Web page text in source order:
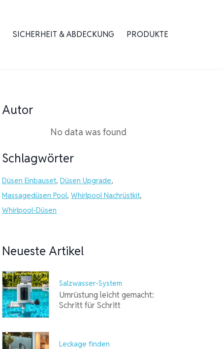
SICHERHEIT & ABDECKUNG PRODUKTE
Autor
No data was found
Schlagwörter
Düsen Einbauset, Düsen Upgrade,
Massagedüsen Pool, Whirlpool Nachrüstkit,
Whirlpool-Düsen
Neueste Artikel
Salzwasser-System
Umrüstung leicht gemacht:
Schritt für Schritt
Leckage finden